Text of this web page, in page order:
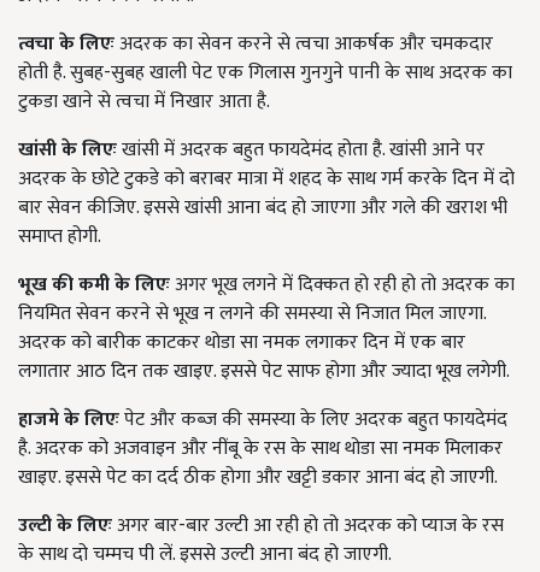
त्वचा के लिएःअदरक का सेवन करने से त्वचा आकर्षक और चमकदार
होती है. सुबह-सुबह खाली पेट एक गिलास गुनगुने पानी के साथ अदरक का
टुकडा खाने से त्वचा में निखार आता है.
खांसीके लिएःखांसी में अदरक बहुत फायदेमंद होता है. खांसी आने पर
अदरक के छोटे टुकडे को बराबर मात्रा में शहद के साथ गर्म करके दिन में दो
बार सेवन कीजिए. इससे खांसी आना बंद हो जाएगा और गले की खराश भी
समाप्त होगी.
भूख की कमी के लिएःअगर भूख लगने में दिक्कत हो रही हो तो अदरक का
नियमित सेवन करने से भूख न लगने की समस्या से निजात मिल जाएगा.
अदरक को बारीक काटकर थोडा सा नमक लगाकर दिन में एक बार
लगातार आठ दिन तक खाइए. इससे पेट साफ होगा और ज्यादा भूख लगेगी.
हाजमे के लिएःपेट और कब्ज की समस्या के लिए अदरक बहुत फायदेमंद
है. अदरक को अजवाइन और नींबू के रस के साथ थोडा सा नमक मिलाकर
खाइए. इससे पेट का दर्द ठीक होगा और खट्टी डकार आना बंद हो जाएगी.
उल्टी के लिएःअगर बार-बार उल्टी आ रही हो तो अदरक को प्याज के रस
के साथ दो चम्मच पी लें. इससे उल्टी आना बंद हो जाएगी.